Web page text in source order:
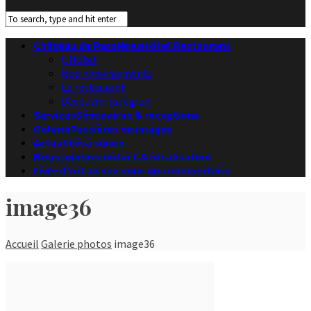
Château de PassièresHôtel Restaurant
L’Hôtel
Nos hébergements
Le restaurant
Découvrir la région
ServicesSéminaires & receptions
GaleriePassières en images
Actualitésà suivre
Nous joindrecontact & localisation
Livre d’orLaissez nous un commentaire
image36
Accueil Galerie photos image36